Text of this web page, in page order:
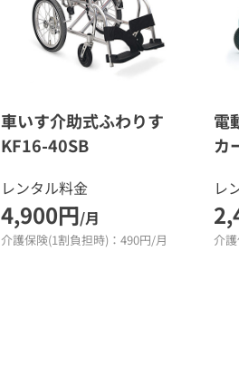
車いす介助式ふわりす
KF16-40SB
レンタル料金
4,900円/月
介護保険(1割負担時)：490円/月
電
カ
レ
介